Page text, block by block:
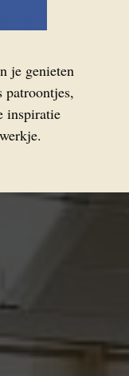
je genieten
patroontjes,
inspiratie